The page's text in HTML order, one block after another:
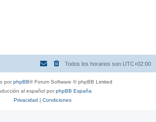
Todos los horarios son UTC+02:00
porphpBB® Forum Software © phpBB Limited
al español porphpBB España
Privacidad | Condiciones